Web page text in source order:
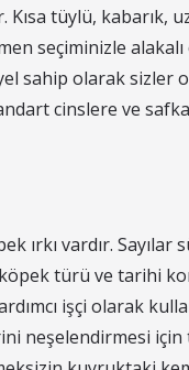
Kısa tüylü, kabarık,
seçiminizle alakalı
sahip olarak sizler
cinslere ve
ırkı vardır.
köpek türü ve tarihi
işçi olarak
neşelendirmesi